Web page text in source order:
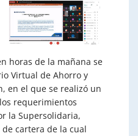
horas de la mañana se
Virtual de Ahorro y
en el que se realizó un
requerimientos
la Supersolidaria,
cartera de la cual